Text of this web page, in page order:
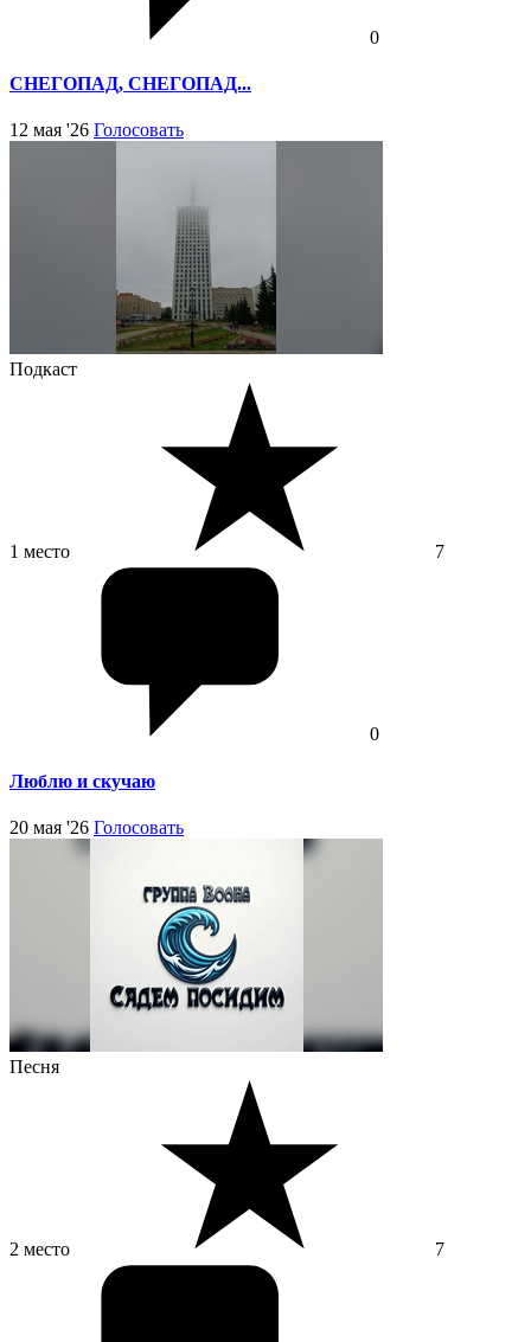
0
СНЕГОПАД, СНЕГОПАД...
12 мая '26 Голосовать
Подкаст
1 место 7
0
Люблю и скучаю
20 мая '26 Голосовать
Песня
2 место 7